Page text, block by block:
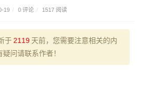
19 / 0 评论 / 1517 阅读
于 2119 天前，您需要注意相关的内
问请联系作者！